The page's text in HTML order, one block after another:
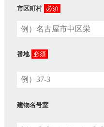
市区町村 必須
番地 必須
建物名号室